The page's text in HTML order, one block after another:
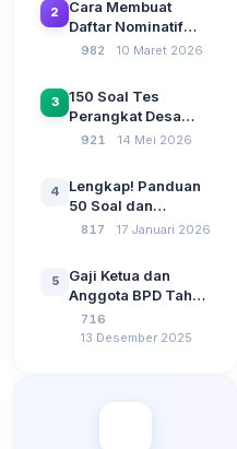
CAT Berbasis UU
Desa No. 3 Tahun
2024
2
Cara Membuat
Daftar Nominatif
Siltap di Aplikasi
SPP Pencairan
Dana Desa
982 10 Maret 2026
3
150 Soal Tes
Perangkat Desa
2026: Administrasi
Kebangsaan, dan
Komputer Beserta
Jawaban Paling
921 14 Mei 2026
4
Lengkap! Panduan
50 Soal dan
Jawaban Tes
Berdasarkan UU No
3 Tahun 2024
817 17 Januari 2026
5
Gaji Ketua dan
Anggota BPD Tahun
2026, Berapa
Besarannya? Ada
716
13 Desember 2025